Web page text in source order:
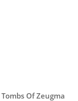
Of Zeugma